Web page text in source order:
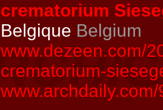
crematorium
Belgique Belgium
www.dezeen.com/
crematorium-